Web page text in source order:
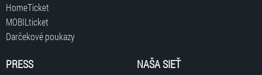
HomeTicket
MOBILticket
Darčekové poukazy
PRESS NAŠA SIEŤ